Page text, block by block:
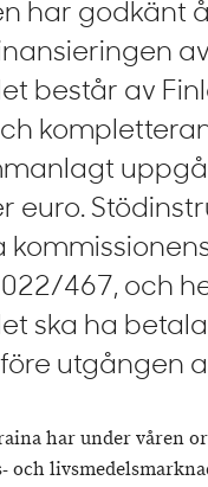
har godkänt
av
består av
euro.
467, och
ska ha
utgången
har under våren
och